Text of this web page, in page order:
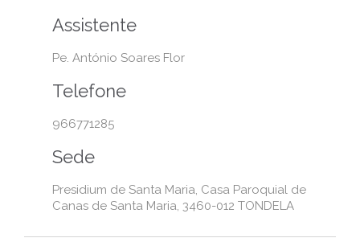
Assistente
Pe. António Soares Flor
Telefone
966771285
Sede
Presidium de Santa Maria, Casa Paroquial de
Canas de Santa Maria, 3460-012 TONDELA